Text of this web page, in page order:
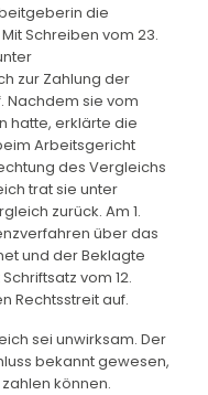
die
Schreiben vom 23.
zur Zahlung der
Nachdem sie vom
hatte, erklärte die
Arbeitsgericht
des Vergleichs
trat sie unter
zurück. Am 1.
über das
und der Beklagte
vom 12.
Rechtsstreit auf.
sei unwirksam. Der
bekannt gewesen,
können.